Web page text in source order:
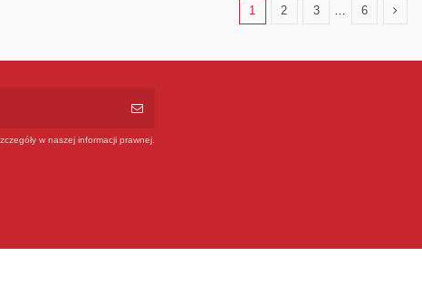
1 2 3 … 6
w naszej informacji prawnej.